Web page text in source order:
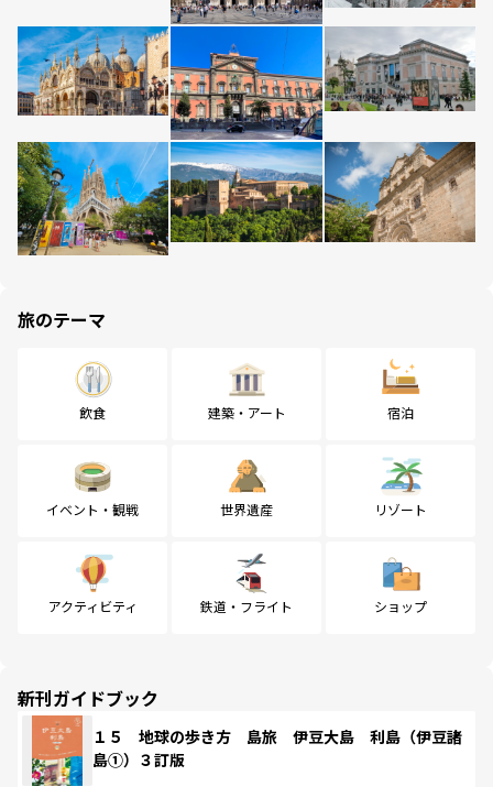
旅のテーマ
飲食 建築・アート 宿泊
イベント・観戦 世界遺産 リゾート
アクティビティ 鉄道・フライト ショップ
新刊ガイドブック
１５ 地球の歩き方 島旅 伊豆大島 利島（伊豆諸
島①）３訂版